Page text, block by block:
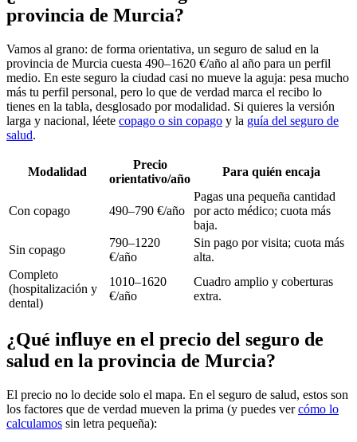
provincia de Murcia?
Vamos al grano: de forma orientativa, un seguro de salud en la
provincia de Murcia cuesta 490–1620 €/año al año para un perfil
medio. En este seguro la ciudad casi no mueve la aguja: pesa mucho
más tu perfil personal, pero lo que de verdad marca el recibo lo
tienes en la tabla, desglosado por modalidad. Si quieres la versión
larga y nacional, léete copago o sin copago y la guía del seguro de
salud.
Modalidad
Precio
orientativo/año
Para quién encaja
Con copago 490–790 €/año
Pagas una pequeña cantidad
por acto médico; cuota más
baja.
Sin copago
790–1220
€/año
Sin pago por visita; cuota más
alta.
Completo
(hospitalización y
dental)
1010–1620
€/año
Cuadro amplio y coberturas
extra.
¿Qué influye en el precio del seguro de
salud en la provincia de Murcia?
El precio no lo decide solo el mapa. En el seguro de salud, estos son
los factores que de verdad mueven la prima (y puedes vercómo lo
calculamos sin letra pequeña):